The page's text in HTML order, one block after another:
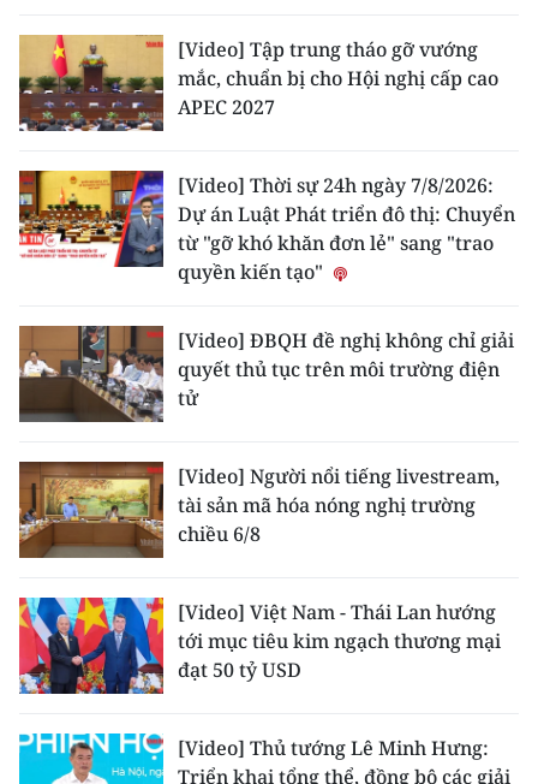
Nguyên
Đông Nam Bộ
Đồng bằng sông Cửu Long
Chuyên trang Hà Nội
Chuyên trang TP. Hồ Chí Minh
CÁC CHUYÊN TRANG
THỜI NAY
NHÂN DÂN CUỐI TUẦN
NHÂN DÂN HẰNG THÁNG
MUA BÁO
[Video] Tập trung tháo gỡ vướng
mắc, chuẩn bị cho Hội nghị cấp cao
APEC 2027
[Video] Thời sự 24h ngày 7/8/2026:
Dự án Luật Phát triển đô thị: Chuyển
từ "gỡ khó khăn đơn lẻ" sang "trao
quyền kiến tạo"
[Video] ĐBQH đề nghị không chỉ giải
quyết thủ tục trên môi trường điện
tử
[Video] Người nổi tiếng livestream,
tài sản mã hóa nóng nghị trường
chiều 6/8
[Video] Việt Nam - Thái Lan hướng
tới mục tiêu kim ngạch thương mại
đạt 50 tỷ USD
[Video] Thủ tướng Lê Minh Hưng:
Triển khai tổng thể, đồng bộ các giải